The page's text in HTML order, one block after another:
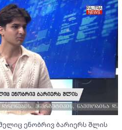
ენობრივ ბარიერს შლის